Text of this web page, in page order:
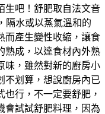
生吧！ 舒肥取自法文音
隔水或以蒸氣溫和的
而產生變性收縮，讓食
熟成，以達食材內外熟
味，雖然對新的廚房小
不划算，想說廚房內已
行，不一定要舒肥，
會試試舒肥料理，因為